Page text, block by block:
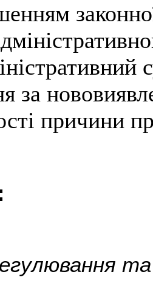
за
причини
та